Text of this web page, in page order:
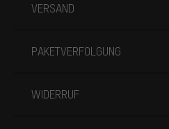
VERSAND
PAKETVERFOLGUNG
WIDERRUF